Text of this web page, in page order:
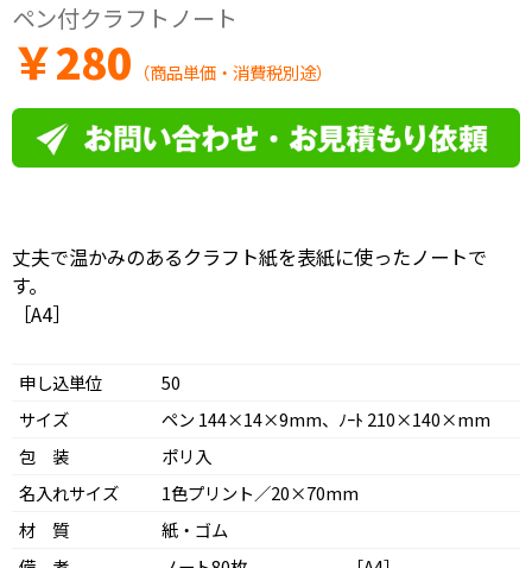
ペン付クラフトノート
￥280 （商品単価・消費税別途）
丈夫で温かみのあるクラフト紙を表紙に使ったノートで
す。
［A4］
申し込単位
50
サイズ
ペン 144×14×9mm、ﾉｰﾄ 210×140×mm
包 装
ポリ入
名入れサイズ
1色プリント／20×70mm
材 質
紙・ゴム